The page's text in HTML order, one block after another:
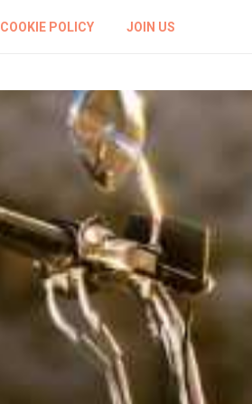
COOKIE POLICY JOIN US